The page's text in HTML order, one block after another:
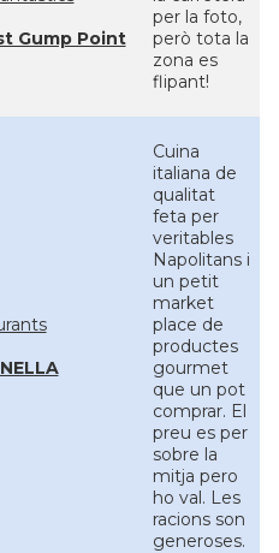
Gump Point
per la foto,
però tota la
zona es
flipant!
Cuina
italiana de
qualitat
feta per
veritables
Napolitans i
un petit
market
place de
productes
gourmet
que un pot
comprar. El
preu es per
sobre la
mitja pero
ho val. Les
racions son
generoses.